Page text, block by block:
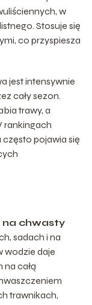
w
Stosuje się
co przyspiesza
jest intensywnie
cały sezon.
trawy, a
rankingach
pojawia się
chwasty
sadach i na
wodzie daje
całą
trawnikach,